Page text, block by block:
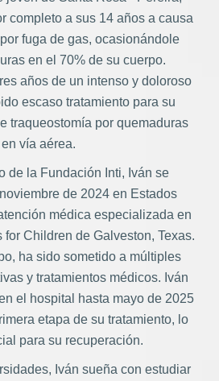
completo a sus 14 años a causa
fuga de gas, ocasionándole
en el 70% de su cuerpo.
años de un intenso y doloroso
escaso tratamiento para su
traqueostomía por quemaduras
en vía aérea.
de la Fundación Inti, Iván se
de 2024 en Estados
médica especializada en
Children de Galveston, Texas.
ha sido sometido a múltiples
y tratamientos médicos. Iván
el hospital hasta mayo de 2025
etapa de su tratamiento, lo
para su recuperación.
Iván sueña con estudiar